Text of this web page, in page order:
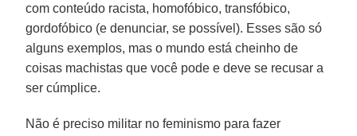
com conteúdo racista, homofóbico, transfóbico,
gordofóbico (e denunciar, se possível). Esses são só
alguns exemplos, mas o mundo está cheinho de
coisas machistas que você pode e deve se recusar a
ser cúmplice.
Não é preciso militar no feminismo para fazer